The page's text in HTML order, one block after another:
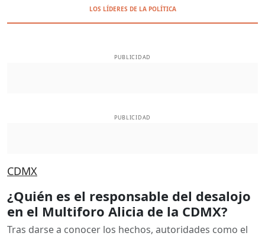
LOS LÍDERES DE LA POLÍTICA
PUBLICIDAD
PUBLICIDAD
CDMX
¿Quién es el responsable del desalojo
en el Multiforo Alicia de la CDMX?
Tras darse a conocer los hechos, autoridades como el